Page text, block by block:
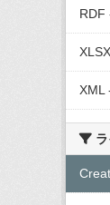
RDF
XLSX
XML